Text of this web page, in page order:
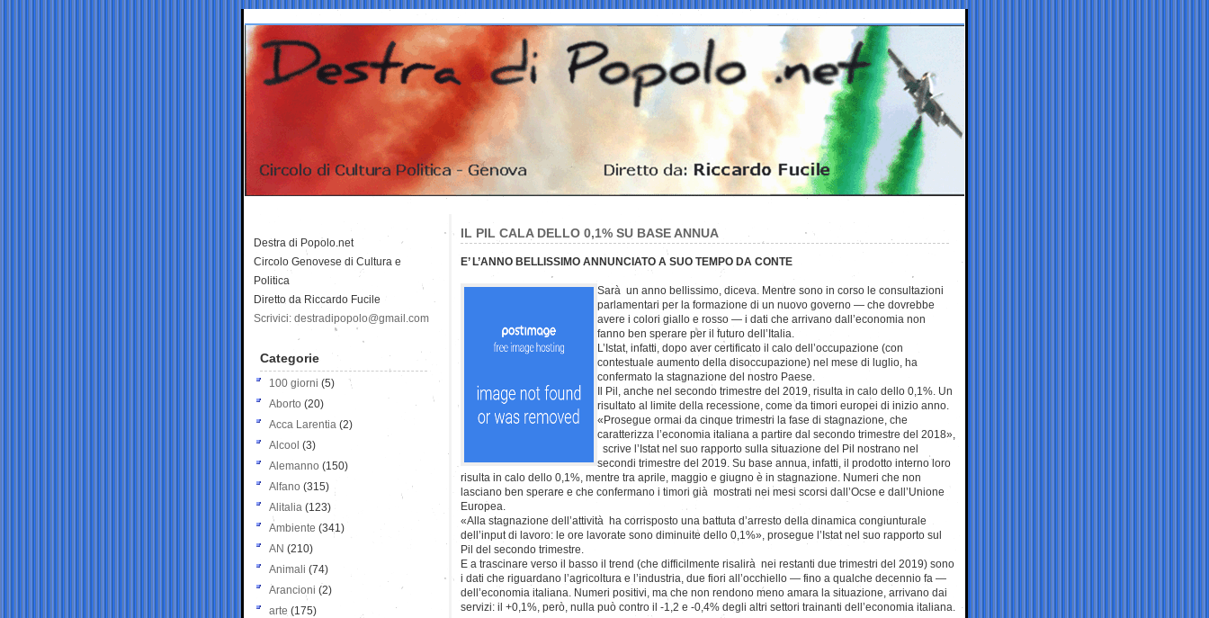
IL PIL CALA DELLO 0,1% SU BASE ANNUA
E’ L’ANNO BELLISSIMO ANNUNCIATO A SUO TEMPO DA CONTE
Sarà un anno bellissimo, diceva. Mentre sono in corso le consultazioni
parlamentari per la formazione di un nuovo governo — che dovrebbe
avere i colori giallo e rosso — i dati che arrivano dall’economia non
fanno ben sperare per il futuro dell’Italia.
L’Istat, infatti, dopo aver certificato il calo dell’occupazione (con
contestuale aumento della disoccupazione) nel mese di luglio, ha
confermato la stagnazione del nostro Paese.
Il Pil, anche nel secondo trimestre del 2019, risulta in calo dello 0,1%. Un
risultato al limite della recessione, come da timori europei di inizio anno.
«Prosegue ormai da cinque trimestri la fase di stagnazione, che
caratterizza l’economia italiana a partire dal secondo trimestre del 2018»,
scrive l’Istat nel suo rapporto sulla situazione del Pil nostrano nel
secondi trimestre del 2019. Su base annua, infatti, il prodotto interno loro
risulta in calo dello 0,1%, mentre tra aprile, maggio e giugno è in stagnazione. Numeri che non
lasciano ben sperare e che confermano i timori già mostrati nei mesi scorsi dall’Ocse e dall’Unione
Europea.
«Alla stagnazione dell’attività ha corrisposto una battuta d’arresto della dinamica congiunturale
dell’input di lavoro: le ore lavorate sono diminuite dello 0,1%», prosegue l’Istat nel suo rapporto sul
Pil del secondo trimestre.
E a trascinare verso il basso il trend (che difficilmente risalirà nei restanti due trimestri del 2019) sono
i dati che riguardano l’agricoltura e l’industria, due fiori all’occhiello — fino a qualche decennio fa —
dell’economia italiana. Numeri positivi, ma che non rendono meno amara la situazione, arrivano dai
servizi: il +0,1%, però, nulla può contro il -1,2 e -0,4% degli altri settori trainanti dell’economia italiana.
Destra di Popolo.net
Circolo Genovese di Cultura e
Politica
Diretto da Riccardo Fucile
Scrivici: destradipopolo@gmail.com
Categorie
100 giorni (5)
Aborto (20)
Acca Larentia (2)
Alcool (3)
Alemanno (150)
Alfano (315)
Alitalia (123)
Ambiente (341)
AN (210)
Animali (74)
Arancioni (2)
arte (175)